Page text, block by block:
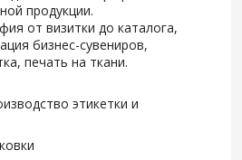
продукции.
от визитки до каталога,
бизнес-сувениров,
печать на ткани.
этикетки и